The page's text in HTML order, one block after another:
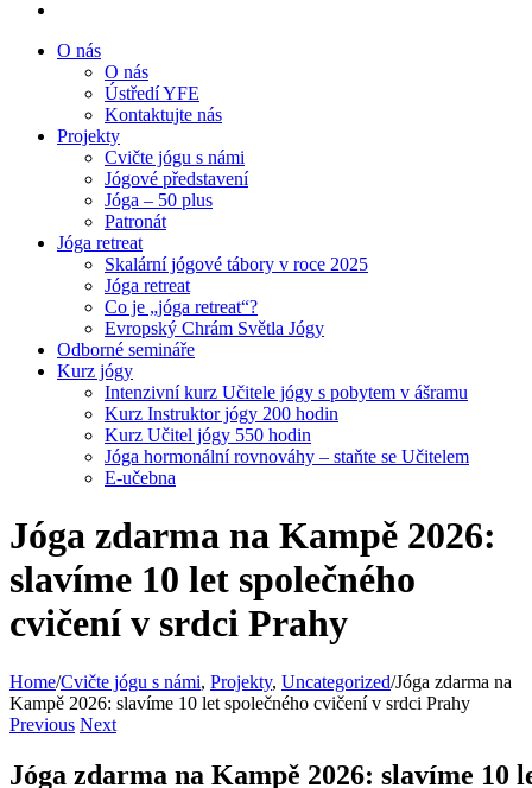
O nás
O nás
Ústředí YFE
Kontaktujte nás
Projekty
Cvičte jógu s námi
Jógové představení
Jóga – 50 plus
Patronát
Jóga retreat
Skalární jógové tábory v roce 2025
Jóga retreat
Co je „jóga retreat“?
Evropský Chrám Světla Jógy
Odborné semináře
Kurz jógy
Intenzivní kurz Učitele jógy s pobytem v ášramu
Kurz Instruktor jógy 200 hodin
Kurz Učitel jógy 550 hodin
Jóga hormonální rovnováhy – staňte se Učitelem
E-učebna
Jóga zdarma na Kampě 2026:
slavíme 10 let společného
cvičení v srdci Prahy
Home/Cvičte jógu s námi, Projekty, Uncategorized/Jóga zdarma na
Kampě 2026: slavíme 10 let společného cvičení v srdci Prahy
Previous Next
Jóga zdarma na Kampě 2026: slavíme 10